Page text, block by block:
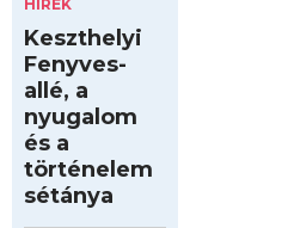
HÍREK
Keszthelyi
Fenyves-
allé, a
nyugalom
és a
történelem
sétánya